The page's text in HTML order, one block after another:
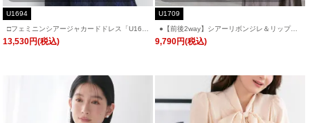
U1694
□フェミニンシアージャカードドレス「U169
4」/ 結婚式・披露宴・二次会などお呼ばれ対
13,530円(税込)
U1709
●【前後2way】シアーリボンジレ＆リップル
フレアワンピースドレス「U1709」/ 結婚
9,790円(税込)